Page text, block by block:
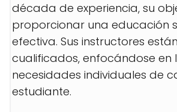
década de experiencia, su
proporcionar una educación
efectiva. Sus instructores
cualificados, enfocándose en
necesidades individuales de
estudiante.